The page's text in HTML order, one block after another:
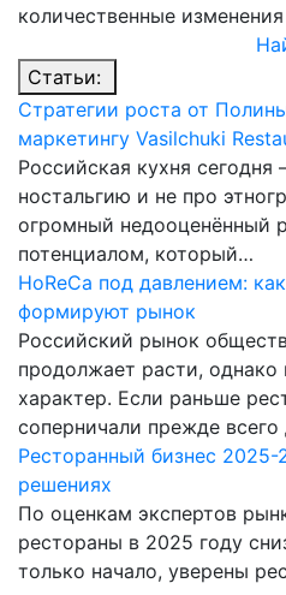
количественные
Статьи:
Стратегии роста от
маркетингу Vasilchuki
Российская кухня
ностальгию и не про
огромный недооценённый
потенциалом, который…
HoReCa под давлением:
формируют рынок
Российский рынок
продолжает расти, однако
характер. Если раньше
соперничали прежде всего
Ресторанный бизнес
решениях
По оценкам экспертов
рестораны в 2025 году
только начало, уверены